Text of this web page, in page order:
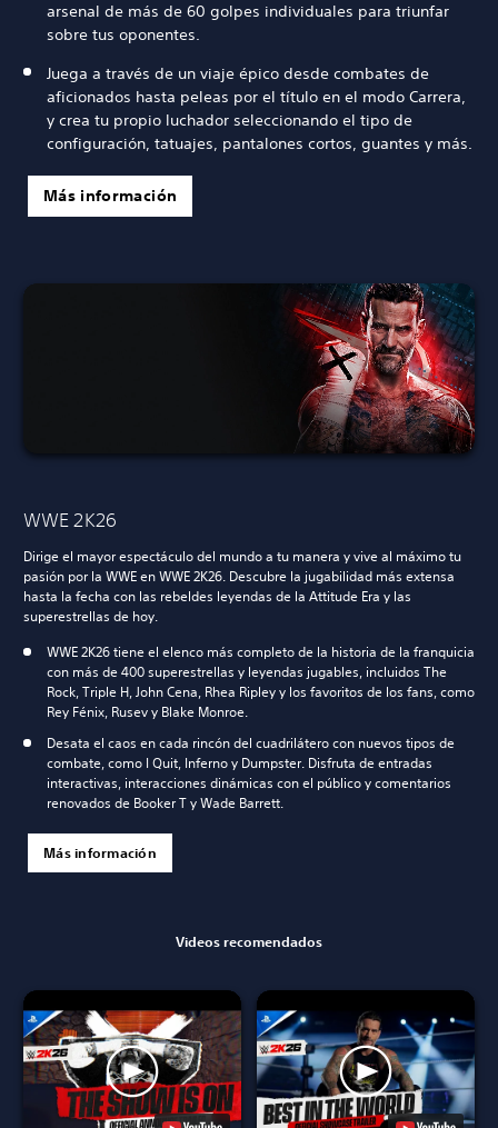
arsenal de más de 60 golpes individuales para triunfar
sobre tus oponentes.
Juega a través de un viaje épico desde combates de
aficionados hasta peleas por el título en el modo Carrera,
y crea tu propio luchador seleccionando el tipo de
configuración, tatuajes, pantalones cortos, guantes y más.
Más información
WWE 2K26
Dirige el mayor espectáculo del mundo a tu manera y vive al máximo tu
pasión por la WWE en WWE 2K26. Descubre la jugabilidad más extensa
hasta la fecha con las rebeldes leyendas de la Attitude Era y las
superestrellas de hoy.
WWE 2K26 tiene el elenco más completo de la historia de la franquicia
con más de 400 superestrellas y leyendas jugables, incluidos The
Rock, Triple H, John Cena, Rhea Ripley y los favoritos de los fans, como
Rey Fénix, Rusev y Blake Monroe.
Desata el caos en cada rincón del cuadrilátero con nuevos tipos de
combate, como I Quit, Inferno y Dumpster. Disfruta de entradas
interactivas, interacciones dinámicas con el público y comentarios
renovados de Booker T y Wade Barrett.
Más información
Videos recomendados